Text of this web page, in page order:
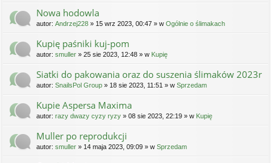
Nowa hodowla
autor: Andrzej228 » 15 wrz 2023, 00:47 » w Ogólnie o ślimakach
Kupię paśniki kuj-pom
autor: smuller » 25 sie 2023, 12:48 » w Kupię
Siatki do pakowania oraz do suszenia ślimaków 2023r
autor: SnailsPol Group » 18 sie 2023, 11:51 » w Sprzedam
Kupie Aspersa Maxima
autor: razy dwazy cyzy ryzy » 08 sie 2023, 22:19 » w Kupię
Muller po reprodukcji
autor: smuller » 14 maja 2023, 09:09 » w Sprzedam